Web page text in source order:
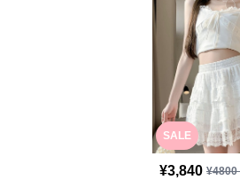
SALE
¥3,840 ¥4800